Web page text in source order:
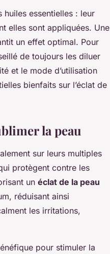
essentielles : leur
elles sont appliquées. Une
un effet optimal. Pour
de toujours les diluer
et le mode d’utilisation
bienfaits sur l’éclat de
la peau
sur leurs multiples
protègent contre les
un éclat de la peau
réduisant ainsi
les irritations,
pour stimuler la